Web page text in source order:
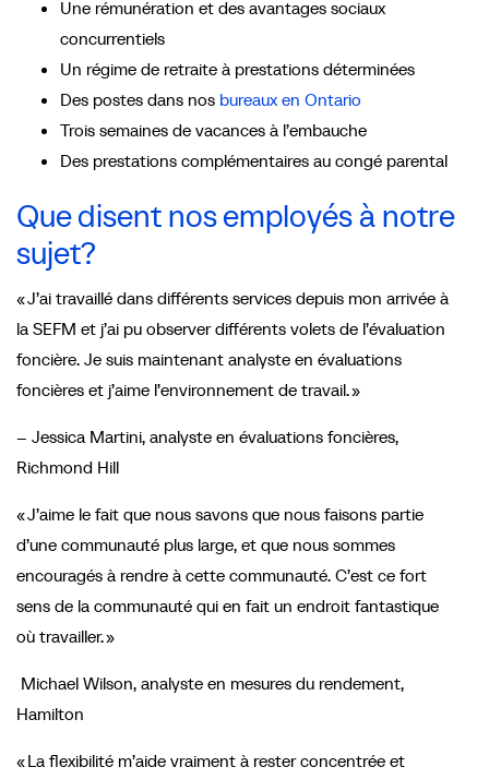
Une rémunération et des avantages sociaux
concurrentiels
Un régime de retraite à prestations déterminées
Des postes dans nos bureaux en Ontario
Trois semaines de vacances à l’embauche
Des prestations complémentaires au congé parental
Que disent nos employés à notre
sujet?
« J’ai travaillé dans différents services depuis mon arrivée à
la SEFM et j’ai pu observer différents volets de l’évaluation
foncière. Je suis maintenant analyste en évaluations
foncières et j’aime l’environnement de travail. »
– Jessica Martini, analyste en évaluations foncières,
Richmond Hill
« J’aime le fait que nous savons que nous faisons partie
d’une communauté plus large, et que nous sommes
encouragés à rendre à cette communauté. C’est ce fort
sens de la communauté qui en fait un endroit fantastique
où travailler. »
Michael Wilson, analyste en mesures du rendement,
Hamilton
« La flexibilité m’aide vraiment à rester concentrée et